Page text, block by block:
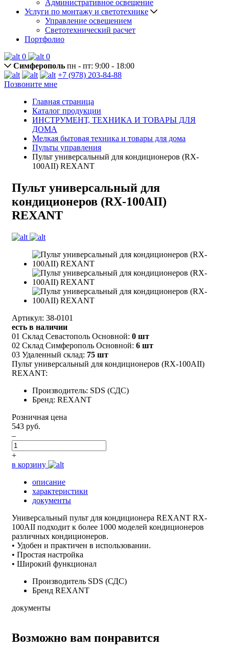
Административное освещение
Услуги по монтажу и светотехнике
Управление освещением
Светотехнический расчет
Портфолио
0
0
Симферополь пн - пт: 9:00 - 18:00
+7 (978) 203-84-88
Позвоните мне
Главная страница
Каталог продукции
ИНСТРУМЕНТ, ТЕХНИКА И ТОВАРЫ ДЛЯ
ДОМА
Мелкая бытовая техника и товары для дома
Пульты управления
Пульт универсальный для кондиционеров (RX-
100AII) REXANT
Пульт универсальный для
кондиционеров (RX-100AII)
REXANT
Артикул: 38-0101
есть в наличии
01 Склад Севастополь Основной: 0 шт
02 Склад Симферополь Основной: 6 шт
03 Удаленный склад: 75 шт
Пульт универсальный для кондиционеров (RX-100AII)
REXANT:
Производитель: SDS (СДС)
Бренд: REXANT
Розничная цена
543 руб.
–
+
в корзину
описание
характеристики
документы
Универсальный пульт для кондиционера REXANT RX-
100AII подходит к более 1000 моделей кондиционеров
различных кондиционеров.
• Удобен и практичен в использовании.
• Простая настройка
• Широкий функционал
Производитель SDS (СДС)
Бренд REXANT
документы
Возможно вам понравится